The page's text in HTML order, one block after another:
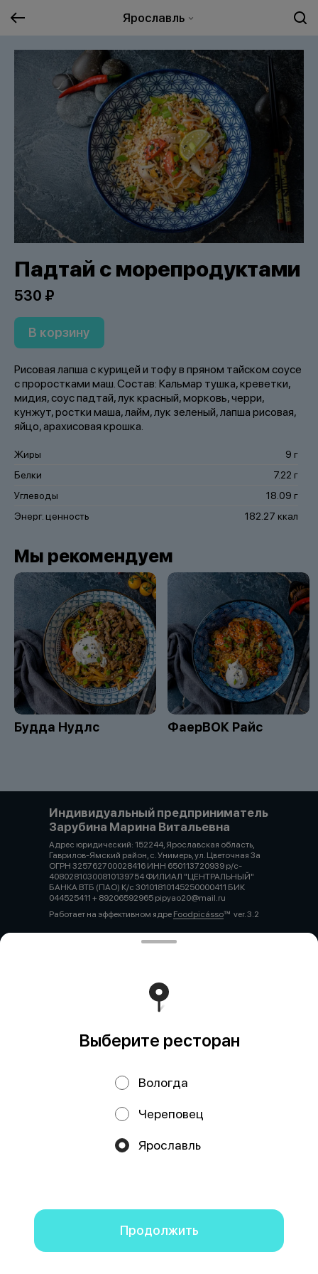
Ярославль
аналитических сервисов согласно нашейполитике
конфиденциальности
Падтай с морепродуктами
530 ₽
В корзину
Рисовая лапша с курицей и тофу в пряном тайском соусе
с проростками маш. Состав: Кальмар тушка, креветки,
мидия, соус падтай, лук красный, морковь, черри,
кунжут, ростки маша, лайм, лук зеленый, лапша рисовая,
яйцо, арахисовая крошка.
Жиры
9 г
Белки
7.22 г
Углеводы
18.09 г
Энерг. ценность
182.27 ккал
Мы рекомендуем
Будда Нудлс ФаерВОК Райс
Индивидуальный предприниматель
Зарубина Марина Витальевна
Адрес юридический: 152244, Ярославская область,
Гаврилов-Ямский район, с. Унимерь, ул. Цветочная 3а
ОГРН 325762700028416 ИНН 650113720939 р/с-
40802810300810139754 ФИЛИАЛ "ЦЕНТРАЛЬНЫЙ"
БАНКА ВТБ (ПАО) К/с 30101810145250000411 БИК
044525411 + 89206592965 pipyao20@mail.ru
Работает на эффективном ядре Foodpicássover. 3.2
Политика конфиденциальности
Публичная оферта
Выберите ресторан
Вологда
Череповец
Ярославль